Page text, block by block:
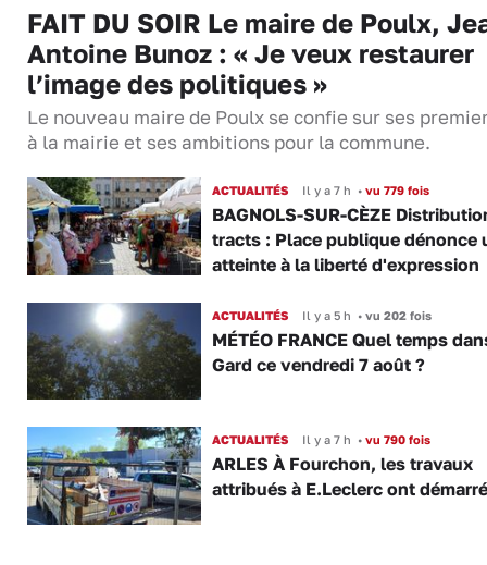
FAIT DU SOIR Le maire de Poulx,
Antoine Bunoz : « Je veux restaurer
l’image des politiques »
Le nouveau maire de Poulx se confie sur ses
à la mairie et ses ambitions pour la commune.
ACTUALITÉS Il y a 7 h •vu 779 fois
BAGNOLS-SUR-CÈZE
tracts : Place publique dénonce
atteinte à la liberté d'expression
ACTUALITÉS Il y a 5 h •vu 202 fois
MÉTÉO FRANCE Quel temps
Gard ce vendredi 7 août ?
ACTUALITÉS Il y a 7 h •vu 790 fois
ARLES À Fourchon, les travaux
attribués à E.Leclerc ont démarré